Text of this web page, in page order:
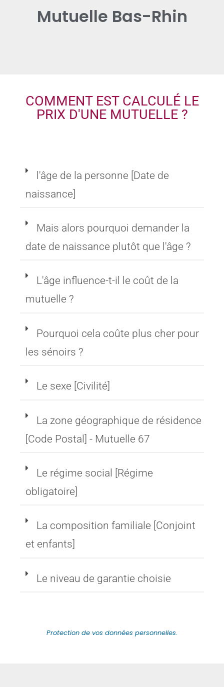
Conseil
COMMENT EST CALCULÉ LE
l'âge de la personne [Date de
Mais alors pourquoi demander la
L'âge influence-t-il le coût de la
Pourquoi cela coûte plus cher pour
La zone géographique de résidence
Le régime social [Régime
La composition familiale [Conjoint